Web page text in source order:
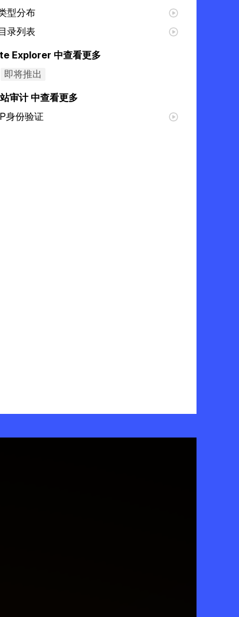
型分布
录列表
Explorer 中查看更多
即将推出
审计 中查看更多
身份验证